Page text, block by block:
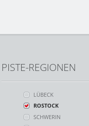
PISTE-REGIONEN
LÜBECK
ROSTOCK
SCHWERIN